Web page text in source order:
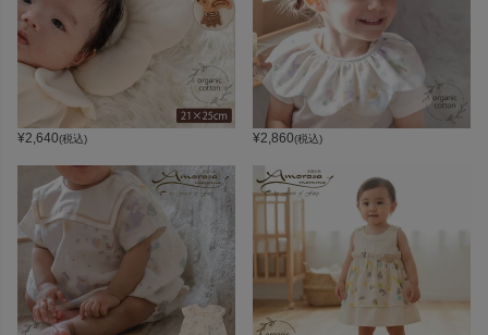
¥2,640(税込) ¥2,860(税込)